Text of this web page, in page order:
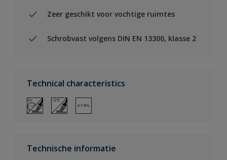
Zeer geschikt voor vochtige ruimtes
Schrobvast volgens DIN EN 13300, klasse 2
Technical characteristics
Technische informatie